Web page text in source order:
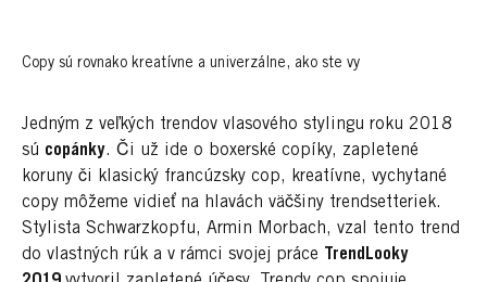
Copy sú rovnako kreatívne a univerzálne, ako ste vy
Jedným z veľkých trendov vlasového stylingu roku 2018
sú copánky. Či už ide o boxerské copíky, zapletené
koruny či klasický francúzsky cop, kreatívne, vychytané
copy môžeme vidieť na hlavách väčšiny trendsetteriek.
Stylista Schwarzkopfu, Armin Morbach, vzal tento trend
do vlastných rúk a v rámci svojej práce
TrendLooky